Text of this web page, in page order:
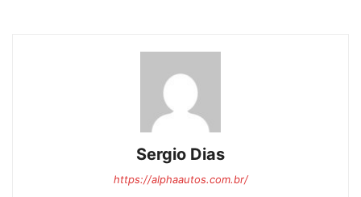
Sergio Dias
https://alphaautos.com.br/